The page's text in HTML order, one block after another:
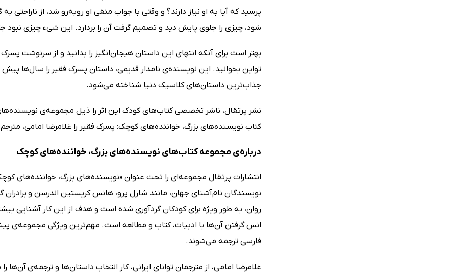
پرسید که آیا به او نیاز دارند؟ و وقتی با جواب منفی او روبه‌رو شد، از
شود،‌ چیزی را جلوی پایش دید و تصمیم گرفت آن را بردارد. این شیء چیزی نبود
بهتر است برای آنکه انتهای این داستان هیجان‌انگیز را بدانید و از سرنوشت پسرک
تواین بخوانید. این نویسنده‌ی نامدار قدیمی، داستان پسرک فقیر را سال‌ها
جذاب‌ترین داستان‌های کلاسیک دنیا شناخته می‌شود.
نشر پرتقال، ناشر تخصصی کتاب‌های کودک این اثر را ذیل مجموعه‌ی
کتاب نویسنده‌های بزرگ، خواننده‌های کوچک: پسرک فقیر را غلامرضا امامی،
درباره‌ی مجموعه‌‌ کتاب‌های نویسنده‌های بزرگ، خواننده‌های کوچک
انتشارات پرتقال مجموعه‌ای را تحت عنوان «نویسنده‌های بزرگ، خواننده‌‌های
نویسندگان نام‌آشنای جهان، مانند شارل پرو، هانس کریستین اندرسن و برادران
روان، به‌ طور ویژه برای کودکان گردآوری شده است و هدف از این کار آشنایی
انس گرفتن آن‌ها با ادبیات، کتاب و مطالعه است. مهم‌ترین ویژگی مجموعه‌ی
فارسی ترجمه می‌شوند.
غلامرضا امامی، از مترجمان توانای ایرانی، کار انتخاب داستان‌ها و ترجمه‌ی